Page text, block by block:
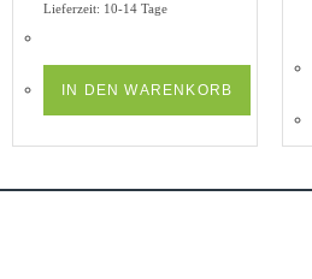
Lieferzeit: 10-14 Tage
IN DEN WARENKORB